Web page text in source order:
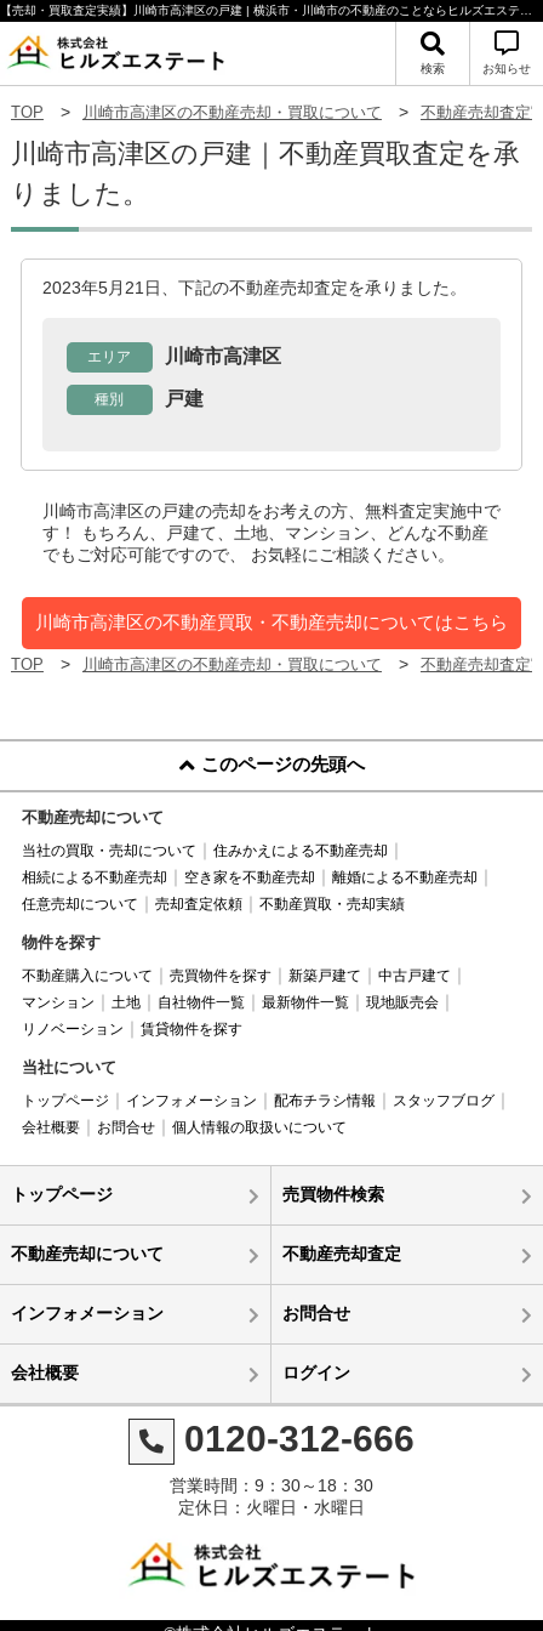
検索 お知らせ
TOP 川崎市高津区の不動産売却・買取について 不動産売却査定
川崎市高津区の戸建｜不動産買取査定を承
りました。
2023年5月21日、下記の不動産売却査定を承りました。
エリア 川崎市高津区
種別 戸建
川崎市高津区の戸建の売却をお考えの方、無料査定実施中で
す！
もちろん、戸建て、土地、マンション、どんな不動産
でもご対応可能ですので、 お気軽にご相談ください。
川崎市高津区の不動産買取・不動産売却についてはこちら
TOP 川崎市高津区の不動産売却・買取について 不動産売却査定
このページの先頭へ
不動産売却について
当社の買取・売却について
住みかえによる不動産売却
相続による不動産売却
空き家を不動産売却
離婚による不動産売却
任意売却について
売却査定依頼 不動産買取・売却実績
物件を探す
不動産購入について 売買物件を探す 新築戸建て
中古戸建て
マンション
土地 自社物件一覧 最新物件一覧
現地販売会
リノベーション
賃貸物件を探す
当社について
トップページ インフォメーション 配布チラシ情報
スタッフブログ
会社概要
お問合せ 個人情報の取扱いについて
トップページ 売買物件検索
不動産売却について 不動産売却査定
インフォメーション お問合せ
会社概要 ログイン
0120-312-666
営業時間：9：30～18：30
定休日：火曜日・水曜日